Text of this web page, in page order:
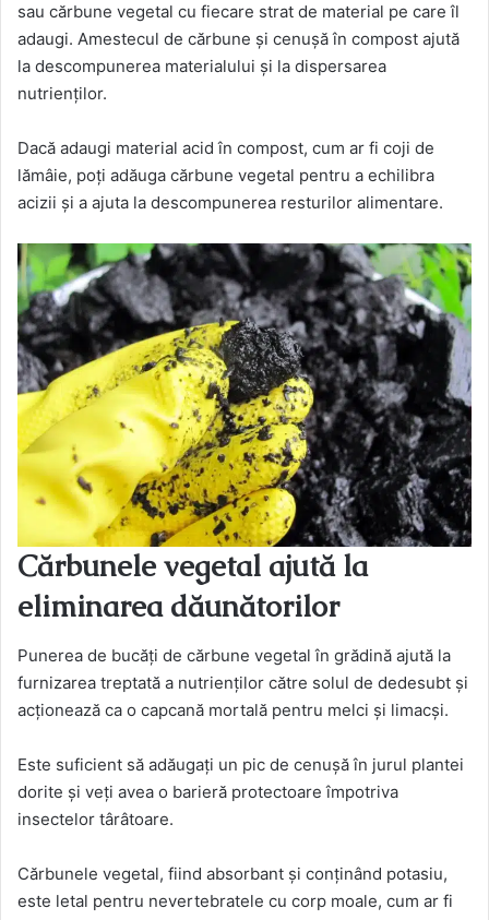
sau cărbune vegetal cu fiecare strat de material pe care îl
adaugi. Amestecul de cărbune și cenușă în compost ajută
la descompunerea materialului și la dispersarea
nutrienților.
Dacă adaugi material acid în compost, cum ar fi coji de
lămâie, poți adăuga cărbune vegetal pentru a echilibra
acizii și a ajuta la descompunerea resturilor alimentare.
Cărbunele vegetal ajută la
eliminarea dăunătorilor
Punerea de bucăți de cărbune vegetal în grădină ajută la
furnizarea treptată a nutrienților către solul de dedesubt și
acționează ca o capcană mortală pentru melci și limacși.
Este suficient să adăugați un pic de cenușă în jurul plantei
dorite și veți avea o barieră protectoare împotriva
insectelor târâtoare.
Cărbunele vegetal, fiind absorbant și conținând potasiu,
este letal pentru nevertebratele cu corp moale, cum ar fi